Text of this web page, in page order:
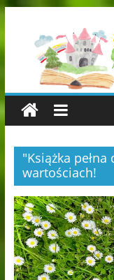
"Książka
wartościach!